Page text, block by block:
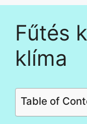
Fűtés
klíma
Table of